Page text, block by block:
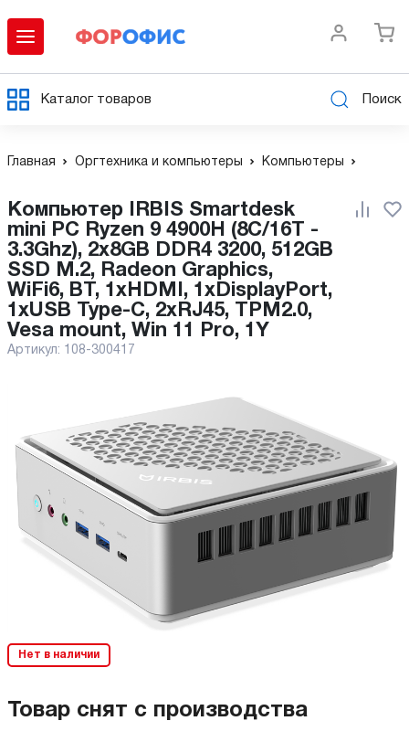
Каталог товаров Поиск
Главная Оргтехника и компьютеры Компьютеры
Компьютер IRBIS Smartdesk
mini PC Ryzen 9 4900H (8C/16T -
3.3Ghz), 2x8GB DDR4 3200, 512GB
SSD M.2, Radeon Graphics,
WiFi6, BT, 1xHDMI, 1xDisplayPort,
1xUSB Type-C, 2xRJ45, TPM2.0,
Vesa mount, Win 11 Pro, 1Y
Артикул: 108-300417
Нет в наличии
Товар снят с производства